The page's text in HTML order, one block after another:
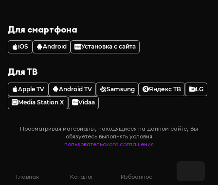
Для смартфона
iOS Android Установка с сайта
Для ТВ
Apple TV Android TV Samsung Яндекс ТВ
LG
Media Station X
Vidaa
Просматривая материалы, находящиеся на данном сайте, Вы
обязуетесь выполнять условия
пользовательского соглашения
Главная Каталог Избранное